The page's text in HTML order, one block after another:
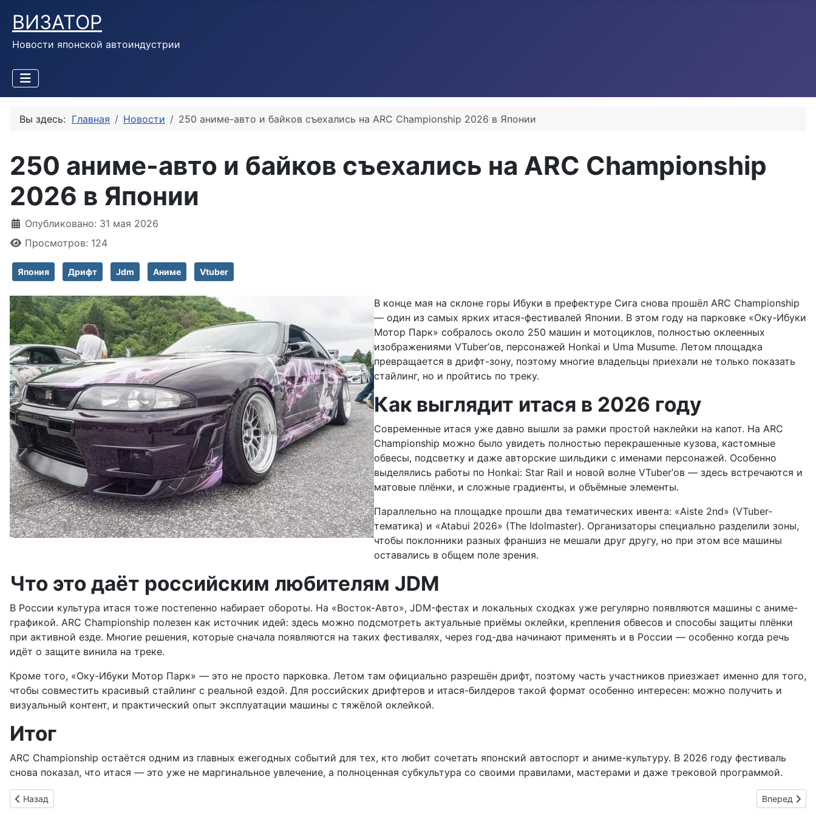
ВИЗАТОР
Новости японской автоиндустрии
Вы здесь: Главная Новости 250 аниме-авто и байков съехались на ARC Championship 2026 в Японии
250 аниме-авто и байков съехались на ARC Championship
2026 в Японии
Информация о материале
Опубликовано: 31 мая 2026
Просмотров: 124
Япония Дрифт Jdm Аниме Vtuber
В конце мая на склоне горы Ибуки в префектуре Сига снова прошёл ARC Championship
— один из самых ярких итася-фестивалей Японии. В этом году на парковке «Оку-Ибуки
Мотор Парк» собралось около 250 машин и мотоциклов, полностью оклеенных
изображениями VTuber’ов, персонажей Honkai и Uma Musume. Летом площадка
превращается в дрифт-зону, поэтому многие владельцы приехали не только показать
стайлинг, но и пройтись по треку.
Как выглядит итася в 2026 году
Современные итася уже давно вышли за рамки простой наклейки на капот. На ARC
Championship можно было увидеть полностью перекрашенные кузова, кастомные
обвесы, подсветку и даже авторские шильдики с именами персонажей. Особенно
выделялись работы по Honkai: Star Rail и новой волне VTuber’ов — здесь встречаются и
матовые плёнки, и сложные градиенты, и объёмные элементы.
Параллельно на площадке прошли два тематических ивента: «Aiste 2nd» (VTuber-
тематика) и «Atabui 2026» (The Idolmaster). Организаторы специально разделили зоны,
чтобы поклонники разных франшиз не мешали друг другу, но при этом все машины
оставались в общем поле зрения.
Что это даёт российским любителям JDM
В России культура итася тоже постепенно набирает обороты. На «Восток-Авто», JDM-фестах и локальных сходках уже регулярно появляются машины с аниме-
графикой. ARC Championship полезен как источник идей: здесь можно подсмотреть актуальные приёмы оклейки, крепления обвесов и способы защиты плёнки
при активной езде. Многие решения, которые сначала появляются на таких фестивалях, через год-два начинают применять и в России — особенно когда речь
идёт о защите винила на треке.
Кроме того, «Оку-Ибуки Мотор Парк» — это не просто парковка. Летом там официально разрешён дрифт, поэтому часть участников приезжает именно для того,
чтобы совместить красивый стайлинг с реальной ездой. Для российских дрифтеров и итася-билдеров такой формат особенно интересен: можно получить и
визуальный контент, и практический опыт эксплуатации машины с тяжёлой оклейкой.
Итог
ARC Championship остаётся одним из главных ежегодных событий для тех, кто любит сочетать японский автоспорт и аниме-культуру. В 2026 году фестиваль
снова показал, что итася — это уже не маргинальное увлечение, а полноценная субкультура со своими правилами, мастерами и даже трековой программой.
Предыдущий: Кавайные органайзеры для авто: Hello Kitty и Kuromi от SEIWA
Назад Следующий:
Вперед